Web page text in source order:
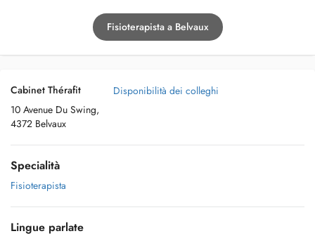
Fisioterapista a Belvaux
Cabinet Thérafit
10 Avenue Du Swing,
4372 Belvaux
Disponibilità dei colleghi
Specialità
Fisioterapista
Lingue parlate